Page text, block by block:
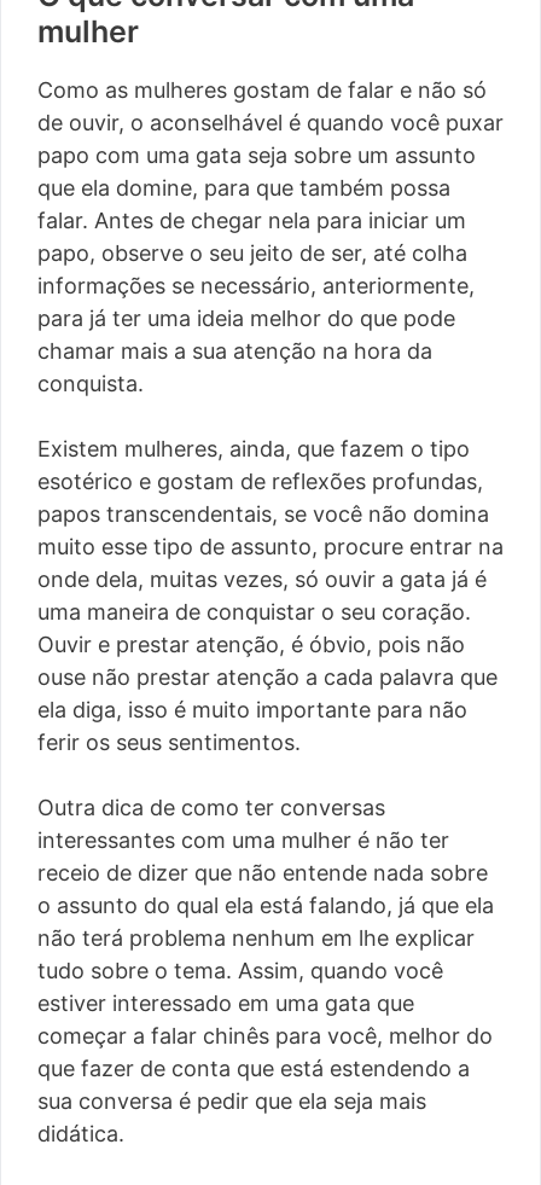
mulher
Como as mulheres gostam de falar e não só
de ouvir, o aconselhável é quando você puxar
papo com uma gata seja sobre um assunto
que ela domine, para que também possa
falar. Antes de chegar nela para iniciar um
papo, observe o seu jeito de ser, até colha
informações se necessário, anteriormente,
para já ter uma ideia melhor do que pode
chamar mais a sua atenção na hora da
conquista.
Existem mulheres, ainda, que fazem o tipo
esotérico e gostam de reflexões profundas,
papos transcendentais, se você não domina
muito esse tipo de assunto, procure entrar na
onde dela, muitas vezes, só ouvir a gata já é
uma maneira de conquistar o seu coração.
Ouvir e prestar atenção, é óbvio, pois não
ouse não prestar atenção a cada palavra que
ela diga, isso é muito importante para não
ferir os seus sentimentos.
Outra dica de como ter conversas
interessantes com uma mulher é não ter
receio de dizer que não entende nada sobre
o assunto do qual ela está falando, já que ela
não terá problema nenhum em lhe explicar
tudo sobre o tema. Assim, quando você
estiver interessado em uma gata que
começar a falar chinês para você, melhor do
que fazer de conta que está estendendo a
sua conversa é pedir que ela seja mais
didática.